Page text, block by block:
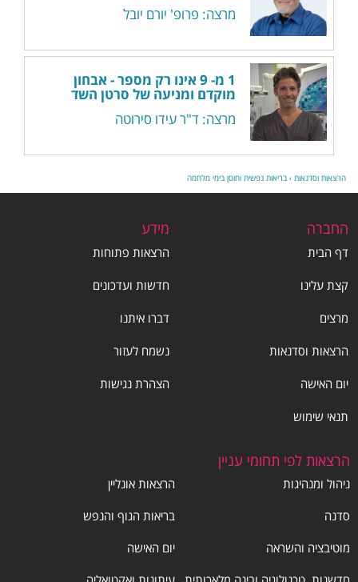
מרצה: פרופ' יורם יובל
1 מ- 9 אינו רק מספר - אבחון
מוקדם ומניעה של סרטן השד
מרצה: ד"ר עידו סירוטה
הרצאות וסדנאות › בריאות נפשית וחוסן בימי מלחמה
החברה
דף הבית
קצת עלינו
מרצים
הרצאות וסדנאות
יום האישה
תנאי שימוש
מידע
הרצאות פתוחות
חדשות ועדכונים
דברו איתנו
נשמח לעזור
הצהרת נגישות
הרצאות לפי תחומי עניין
ניהול ומנהיגות
הרצאות אונליין
סדנה
בריאות הגוף והנפש
מוטיבציה והשראה
יום האישה